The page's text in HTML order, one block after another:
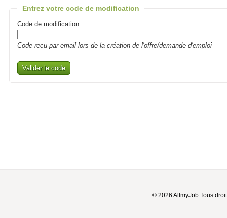
Entrez votre code de modification
Code de modification
Code reçu par email lors de la création de l'offre/demande d'emploi
© 2026 AllmyJob Tous